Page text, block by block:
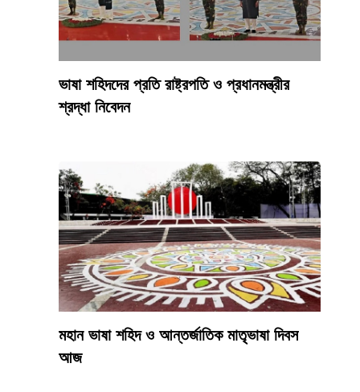
ভাষা শহিদদের প্রতি রাষ্ট্রপতি ও প্রধানমন্ত্রীর
শ্রদ্ধা নিবেদন
মহান ভাষা শহিদ ও আন্তর্জাতিক মাতৃভাষা দিবস
আজ